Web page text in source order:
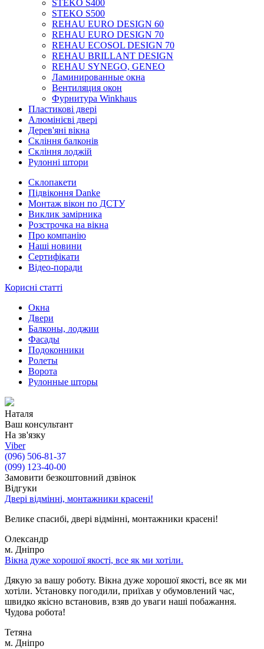
STEKO S400
STEKO S500
REHAU EURO DESIGN 60
REHAU EURO DESIGN 70
REHAU ECOSOL DESIGN 70
REHAU BRILLANT DESIGN
REHAU SYNEGO, GENEO
Ламинированные окна
Вентиляция окон
Фурнитура Winkhaus
Пластикові двері
Алюмінієві двері
Дерев'яні вікна
Скління балконів
Скління лоджій
Рулонні штори
Склопакети
Підвіконня Danke
Монтаж вікон по ДСТУ
Виклик замірника
Розстрочка на вікна
Про компанію
Наші новини
Сертифікати
Відео-поради
Корисні статті
Окна
Двери
Балконы, лоджии
Фасады
Подоконники
Ролеты
Ворота
Рулонные шторы
Наталя
Ваш консультант
На зв'язку
Viber
(096) 506-81-37
(099) 123-40-00
Замовити безкоштовний дзвінок
Відгуки
Двері відмінні, монтажники красені!
Велике спасибі, двері відмінні, монтажники красені!
Олександр
м. Дніпро
Вікна дуже хорошої якості, все як ми хотіли.
Дякую за вашу роботу. Вікна дуже хорошої якості, все як ми
хотіли. Установку погодили, приїхав у обумовлений час,
швидко якісно встановив, взяв до уваги наші побажання.
Чудова робота!
Тетяна
м. Дніпро